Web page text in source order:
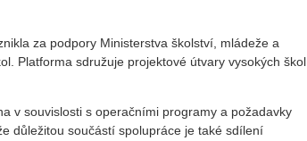
za podpory Ministerstva školství, mládeže a
Platforma sdružuje projektové útvary vysokých škol
v souvislosti s operačními programy a požadavky
důležitou součástí spolupráce je také sdílení